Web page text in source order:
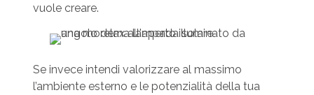
vuole creare.
Se invece intendi valorizzare al massimo
l’ambiente esterno e le potenzialità della tua